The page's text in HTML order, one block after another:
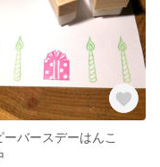
ーバースデーはんこ